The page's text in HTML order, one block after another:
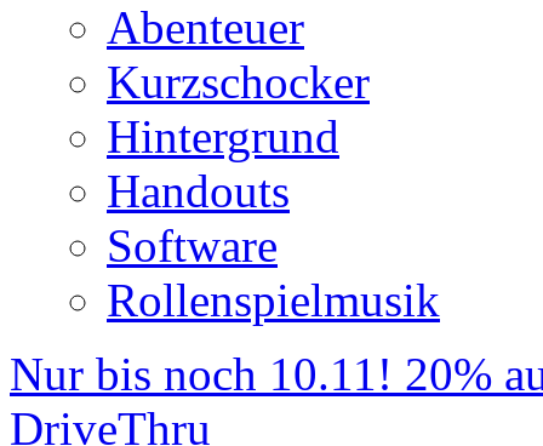
Abenteuer
Kurzschocker
Hintergrund
Handouts
Software
Rollenspielmusik
Nur bis noch 10.11! 20%
DriveThru